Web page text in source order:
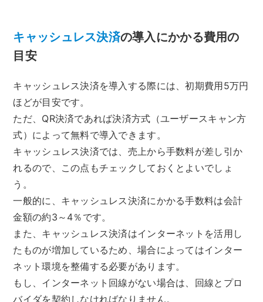
キャッシュレス決済の導入にかかる費用の
目安
キャッシュレス決済を導入する際には、初期費用5万円
ほどが目安です。
ただ、QR決済であれば決済方式（ユーザースキャン方
式）によって無料で導入できます。
キャッシュレス決済では、売上から手数料が差し引か
れるので、この点もチェックしておくとよいでしょ
う。
一般的に、キャッシュレス決済にかかる手数料は会計
金額の約3～4％です。
また、キャッシュレス決済はインターネットを活用し
たものが増加しているため、場合によってはインター
ネット環境を整備する必要があります。
もし、インターネット回線がない場合は、回線とプロ
バイダを契約しなければなりません。